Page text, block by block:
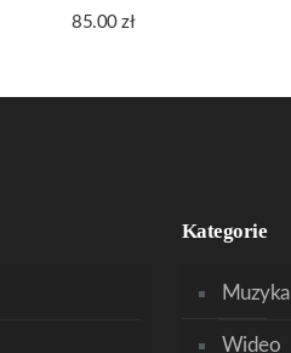
85.00zł
Kategorie
Muzyka
Wideo